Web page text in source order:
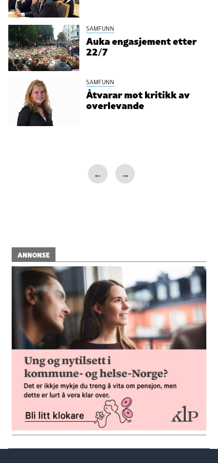
SAMFUNN
Auka engasjement etter
22/7
SAMFUNN
Åtvarar mot kritikk av
overlevande
← →
ANNONSE